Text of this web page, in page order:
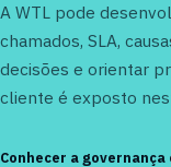
A WTL pode
chamados, SLA,
decisões e orientar
cliente é exposto
Conhecer a